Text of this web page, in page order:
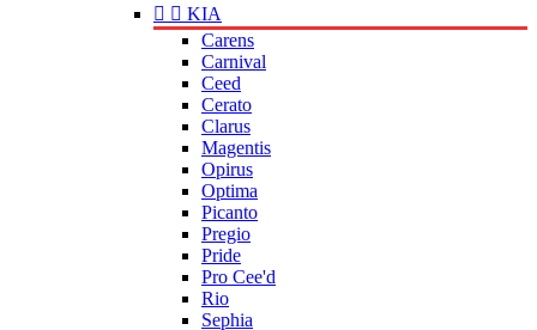
  KIA
Carens
Carnival
Ceed
Cerato
Clarus
Magentis
Opirus
Optima
Picanto
Pregio
Pride
Pro Cee'd
Rio
Sephia